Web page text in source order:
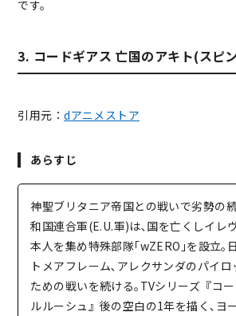
です。
3. コードギアス 亡国のアキト(スピ
引用元：dアニメストア
あらすじ
神聖ブリタニア帝国との戦いで劣勢の
和国連合軍(E.U.軍)は､国を亡くしイレ
本人を集め特殊部隊｢wZERO｣を設立｡
トメアフレーム､アレクサンダのパイ
ための戦いを続ける｡TVシリーズ『コ
ルルーシュ』後の空白の1年を描く､ヨ